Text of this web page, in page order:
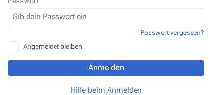
Angemeldet bleiben
Anmelden
Hilfe beim Anmelden
Passwort vergessen?